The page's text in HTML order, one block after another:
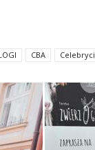
CBA Celebryci